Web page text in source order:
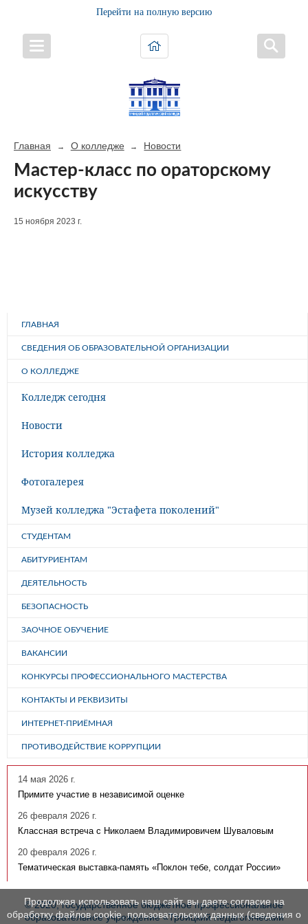
Перейти на полную версию
Главная → О колледже → Новости
Мастер-класс по ораторскому
искусству
15 ноября 2023 г.
ГЛАВНАЯ
СВЕДЕНИЯ ОБ ОБРАЗОВАТЕЛЬНОЙ ОРГАНИЗАЦИИ
О КОЛЛЕДЖЕ
Колледж сегодня
Новости
История колледжа
Фотогалерея
Музей колледжа "Эстафета поколений"
СТУДЕНТАМ
АБИТУРИЕНТАМ
ДЕЯТЕЛЬНОСТЬ
БЕЗОПАСНОСТЬ
ЗАОЧНОЕ ОБУЧЕНИЕ
ВАКАНСИИ
КОНКУРСЫ ПРОФЕССИОНАЛЬНОГО МАСТЕРСТВА
КОНТАКТЫ И РЕКВИЗИТЫ
ИНТЕРНЕТ-ПРИЁМНАЯ
ПРОТИВОДЕЙСТВИЕ КОРРУПЦИИ
14 мая 2026 г.
Примите участие в независимой оценке
26 февраля 2026 г.
Классная встреча с Николаем Владимировичем Шуваловым
20 февраля 2026 г.
Тематическая выставка-память «Поклон тебе, солдат России»
© 2020, государственное бюджетное профессиональное
образовательное учреждение «Троицкий педагогический
Продолжая использовать наш сайт, вы даете согласие на
обработку файлов cookie, пользовательских данных (сведения о